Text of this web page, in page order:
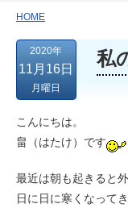
HOME
2020年
11月16日
月曜日
私
こんにちは。
畠（はたけ）です
最近は朝も起きると
日に日に寒くなって